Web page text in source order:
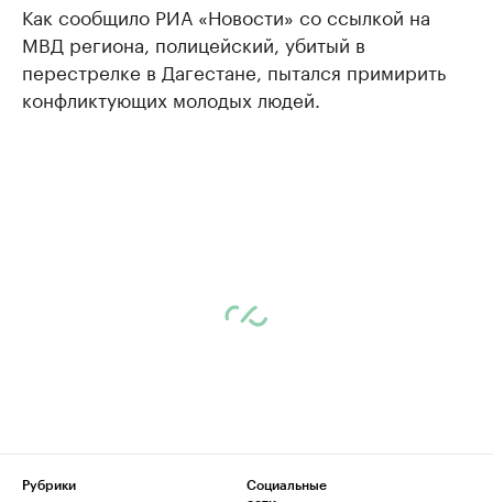
Как сообщило РИА «Новости» со ссылкой на
МВД региона, полицейский, убитый в
перестрелке в Дагестане, пытался примирить
конфликтующих молодых людей.
Рубрики
Социальные